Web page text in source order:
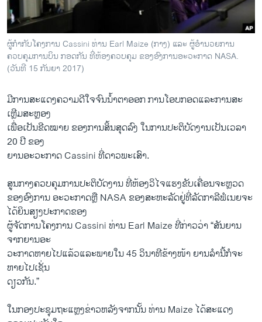
ທຸລະກິດ
ພາສາອັງກິດ
ວີດີໂອ
ສຽງ
ລາຍການກະຈາຍສຽງ
ລາຍງານ
ຕິດຕາມພວກເຮົາ ທີ່
ພາສາຕ່າງໆ
ຜູ້ກຳກັບໂຄງການ Cassini ທ່ານ Earl Maize (ກາງ) ແລະ ຜູ້ອຳນວຍການ
ຄວບຄຸມການບິນ ກອດກັນ ທີ່ຫ້ອງຄວບຄຸມ ຂອງອົງການອະວະກາດ NASA.
(ວັນທີ 15 ກັນຍາ 2017)
ມີ​ການສະ​ແດງ​ຄວາມ​ດີ​ໃຈ​ຈົນ​ນ້ຳຕາ​ອອກ ການ​ໂອບ​ກອດ​ແລະການ​ສະ​
ເຫຼີມສະຫຼອງ
​ເພື່ອ​ເປັນ​ຂີດ​ໝາຍ​ ຂອງການສິ້ນສຸດ​ລົງ ​ໃນການ​ປະຕິບັດ​ງານ​ເປັນ​ເວລາ
20 ປີ ຂອງ​
ຍານ​ອະວະກາດ Cassini ທີ່​ດາວ​ພະ​ເສົາ.
ສູນກາງ​ຄວບ​ຄຸມ​ການ​ປະຕິບັດ​ງານ ທີ່ຫ້ອງວິໄຈແຮງຂັບເຄື່ອນຈະຫຼວດ
ຂອງອົງການ ອະວະກາດ​ຫຼື NASA ຂອງ​ສະຫະລັດຢູ່ທີ່​ລັດ​ກາລີ​ຟໍ​ເນຍຈະ​
ໄດ້​ຍິນ​ສຽງ​ປະ​ກາດ​ຂອງ
ຜູ້​ຈັດການໂຄງການ Cassini ທ່ານ Earl Maize ທີ່ກ່າວ​ວ່າ “ສັນຍານ​
ຈາກ​ຍານ​ອະ
ວະກາດຫາຍ​ໄປ​ແລ້ວແລະ​ພາຍ​ໃນ 45 ວິນາທີ​ຂ້າງ​ໜ້າ ຍານ​ລຳ​ນີ້ກໍ​ຈະ​
ຫາຍ​ໄປ​ເຊັ່ນ​
ດຽວ​ກັນ.”
​ໃນ​ກອງ​ປະຊຸມ​ຖະ​ແຫຼງຂ່າວ​ຫລັງ​ຈາກ​ນັ້ນ ທ່ານ Maize ​ໄດ້​ສະ​ແດງ​